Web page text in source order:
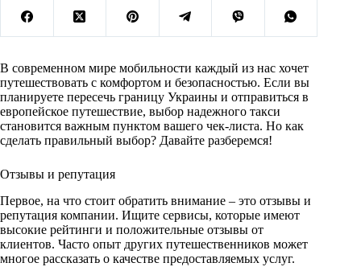
В современном мире мобильности каждый из нас хочет
путешествовать с комфортом и безопасностью. Если вы
планируете пересечь границу Украины и отправиться в
европейское путешествие, выбор надежного такси
становится важным пунктом вашего чек-листа. Но как
сделать правильный выбор? Давайте разберемся!
Отзывы и репутация
Первое, на что стоит обратить внимание – это отзывы и
репутация компании. Ищите сервисы, которые имеют
высокие рейтинги и положительные отзывы от
клиентов. Часто опыт других путешественников может
многое рассказать о качестве предоставляемых услуг.